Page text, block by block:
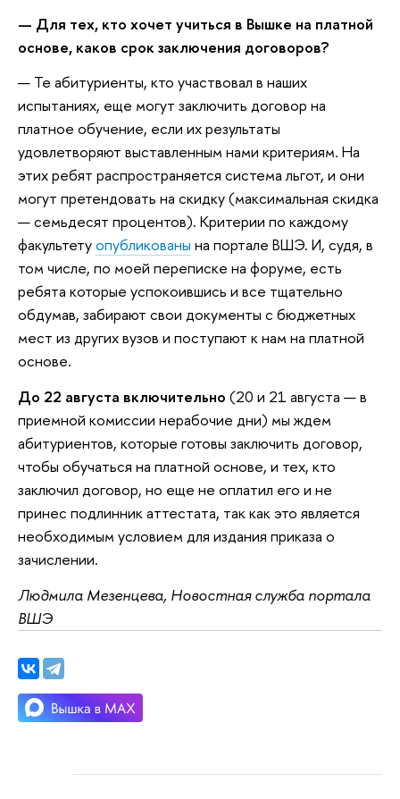
— Для тех, кто хочет учиться в Вышке на платной
основе, каков срок заключения договоров?
— Те абитуриенты, кто участвовал в наших
испытаниях, еще могут заключить договор на
платное обучение, если их результаты
удовлетворяют выставленным нами критериям. На
этих ребят распространяется система льгот, и они
могут претендовать на скидку (максимальная скидка
— семьдесят процентов). Критерии по каждому
факультетуопубликованы на портале ВШЭ. И, судя, в
том числе, по моей переписке на форуме, есть
ребята которые успокоившись и все тщательно
обдумав, забирают свои документы с бюджетных
мест из других вузов и поступают к нам на платной
основе.
До 22 августа включительно (20 и 21 августа — в
приемной комиссии нерабочие дни) мы ждем
абитуриентов, которые готовы заключить договор,
чтобы обучаться на платной основе, и тех, кто
заключил договор, но еще не оплатил его и не
принес подлинник аттестата, так как это является
необходимым условием для издания приказа о
зачислении.
Людмила Мезенцева, Новостная служба портала
ВШЭ